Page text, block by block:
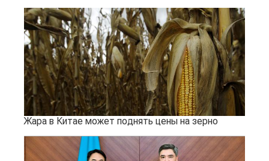
Жара в Китае может поднять цены на зерно